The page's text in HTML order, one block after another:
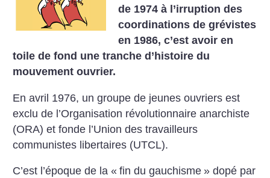
de 1974 à l’irruption des
coordinations de grévistes
en 1986, c’est avoir en
toile de fond une tranche d’histoire du
mouvement ouvrier.
En avril 1976, un groupe de ­jeunes ouvriers est
exclu de ­l’Organisation révolutionnaire anarchiste
(ORA) et fonde ­l’Union des travailleurs
communistes libertaires (UTCL).
C’est l’époque de la « fin du gauchisme » dopé par